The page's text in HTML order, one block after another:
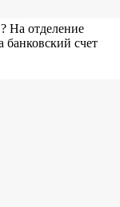
? На отделение
счет